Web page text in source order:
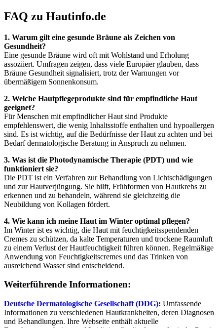
FAQ zu Hautinfo.de
1. Warum gilt eine gesunde Bräune als Zeichen von
Gesundheit?
Eine gesunde Bräune wird oft mit Wohlstand und Erholung
assoziiert. Umfragen zeigen, dass viele Europäer glauben, dass
Bräune Gesundheit signalisiert, trotz der Warnungen vor
übermäßigem Sonnenkonsum.
2. Welche Hautpflegeprodukte sind für empfindliche Haut
geeignet?
Für Menschen mit empfindlicher Haut sind Produkte
empfehlenswert, die wenig Inhaltsstoffe enthalten und hypoallergen
sind. Es ist wichtig, auf die Bedürfnisse der Haut zu achten und bei
Bedarf dermatologische Beratung in Anspruch zu nehmen.
3. Was ist die Photodynamische Therapie (PDT) und wie
funktioniert sie?
Die PDT ist ein Verfahren zur Behandlung von Lichtschädigungen
und zur Hautverjüngung. Sie hilft, Frühformen von Hautkrebs zu
erkennen und zu behandeln, während sie gleichzeitig die
Neubildung von Kollagen fördert.
4. Wie kann ich meine Haut im Winter optimal pflegen?
Im Winter ist es wichtig, die Haut mit feuchtigkeitsspendenden
Cremes zu schützen, da kalte Temperaturen und trockene Raumluft
zu einem Verlust der Hautfeuchtigkeit führen können. Regelmäßige
Anwendung von Feuchtigkeitscremes und das Trinken von
ausreichend Wasser sind entscheidend.
Weiterführende Informationen:
Deutsche Dermatologische Gesellschaft (DDG): Umfassende
Informationen zu verschiedenen Hautkrankheiten, deren Diagnosen
und Behandlungen. Ihre Webseite enthält aktuelle